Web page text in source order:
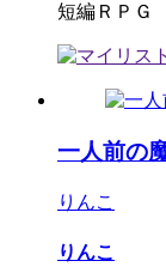
短編ＲＰＧ
一人前の
りんこ
りんこ